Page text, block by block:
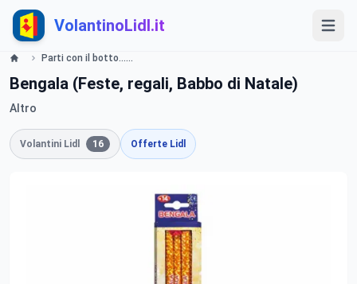
VolantinoLidl.it
Parti con il botto...Buon 2018 - LIDL Catalogue - Offerte valide dal 14 dicembre 2017 Lidl
Bengala (Feste, regali, Babbo di Natale)
Altro
Volantini Lidl 16 Offerte Lidl